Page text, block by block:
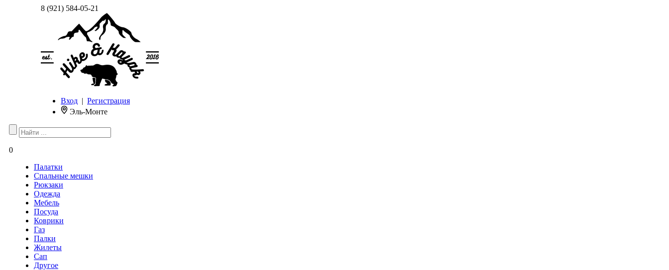
8 (921) 584-05-21
Вход | Регистрация
Эль-Монте
0
Палатки
Спальные мешки
Рюкзаки
Одежда
Мебель
Посуда
Коврики
Газ
Палки
Жилеты
Сап
Другое